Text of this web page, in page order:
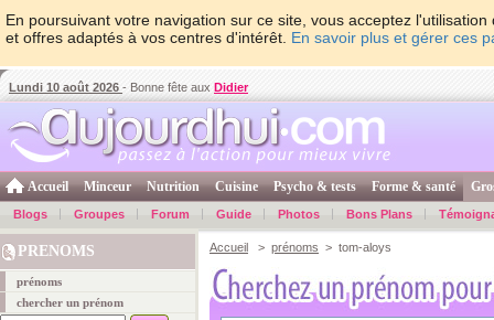
En poursuivant votre navigation sur ce site, vous acceptez
et offres adaptés à vos centres d'intérêt. En savoir plus et gérer ces
Lundi 10 août 2026 - Bonne fête aux Didier
Accueil Minceur Nutrition Cuisine Psycho & tests Forme & santé
Blogs Groupes Forum Guide Photos Bons Plans
PRENOMS
prénoms
chercher un prénom
Accueil > prénoms > tom-aloys